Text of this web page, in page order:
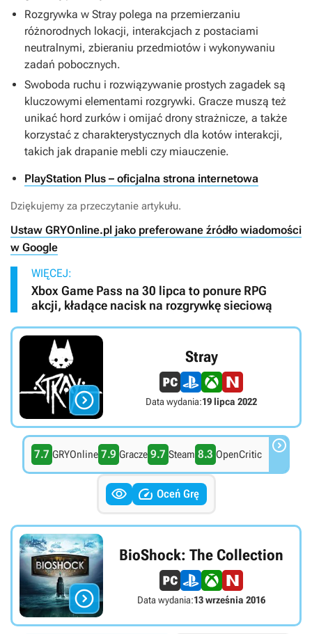
Rozgrywka w Stray polega na przemierzaniu
różnorodnych lokacji, interakcjach z postaciami
neutralnymi, zbieraniu przedmiotów i wykonywaniu
zadań pobocznych.
Swoboda ruchu i rozwiązywanie prostych zagadek są
kluczowymi elementami rozgrywki. Gracze muszą też
unikać hord zurków i omijać drony strażnicze, a także
korzystać z charakterystycznych dla kotów interakcji,
takich jak drapanie mebli czy miauczenie.
PlayStation Plus – oficjalna strona internetowa
Dziękujemy za przeczytanie artykułu.
Ustaw GRYOnline.pl jako preferowane źródło wiadomości
w Google
WIĘCEJ:
Xbox Game Pass na 30 lipca to ponure RPG
akcji, kładące nacisk na rozgrywkę sieciową

Stray
Data wydania:19 lipca 2022
7.7 GRYOnline 7.9 Gracze 9.7 Steam 8.3 OpenCritic 
  Oceń Grę

BioShock: The Collection
Data wydania:13 września 2016